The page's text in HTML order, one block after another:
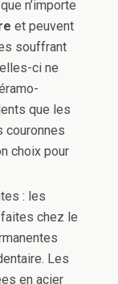
n’importe
et peuvent
souffrant
ci ne
que les
couronnes
choix pour
: les
chez le
Les
en acier